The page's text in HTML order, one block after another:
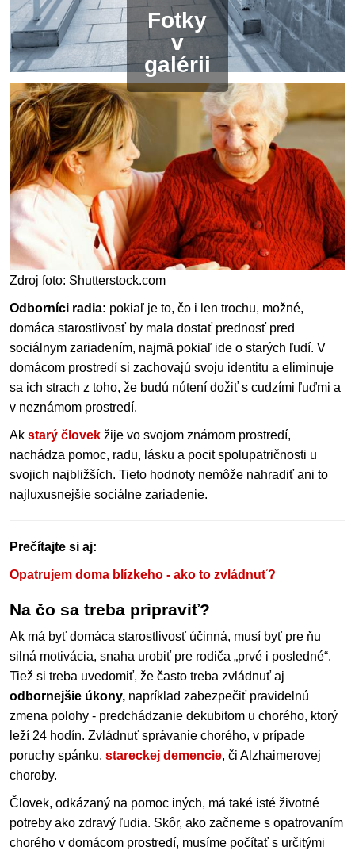
Fotky
v
galérii
Zdroj foto: Shutterstock.com
Odborníci radia: pokiaľ je to, čo i len trochu, možné,
domáca starostlivosť by mala dostať prednosť pred
sociálnym zariadením, najmä pokiaľ ide o starých ľudí. V
domácom prostredí si zachovajú svoju identitu a eliminuje
sa ich strach z toho, že budú nútení dožiť s cudzími ľuďmi a
v neznámom prostredí.
Ak starý človek žije vo svojom známom prostredí,
nachádza pomoc, radu, lásku a pocit spolupatričnosti u
svojich najbližších. Tieto hodnoty nemôže nahradiť ani to
najluxusnejšie sociálne zariadenie.
Prečítajte si aj:
Opatrujem doma blízkeho - ako to zvládnuť?
Na čo sa treba pripraviť?
Ak má byť domáca starostlivosť účinná, musí byť pre ňu
silná motivácia, snaha urobiť pre rodiča „prvé i posledné“.
Tiež si treba uvedomiť, že často treba zvládnuť aj
odbornejšie úkony, napríklad zabezpečiť pravidelnú
zmena polohy - predchádzanie dekubitom u chorého, ktorý
leží 24 hodín. Zvládnuť správanie chorého, v prípade
poruchy spánku, stareckej demencie, či Alzhaimerovej
choroby.
Človek, odkázaný na pomoc iných, má také isté životné
potreby ako zdravý ľudia. Skôr, ako začneme s opatrovaním
chorého v domácom prostredí, musíme počítať s určitými